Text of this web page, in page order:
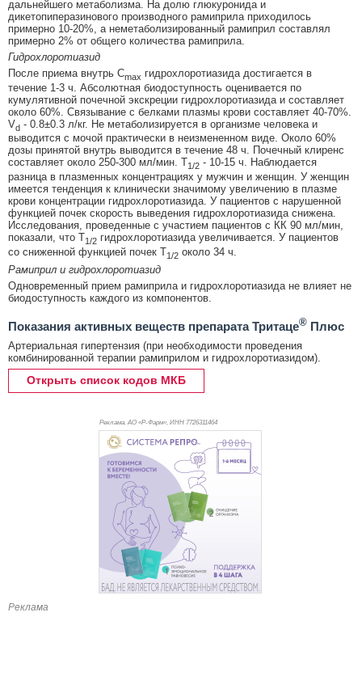
дальнейшего метаболизма. На долю глюкуронида и
дикетопиперазинового производного рамиприла приходилось
примерно 10-20%, а неметаболизированный рамиприл составлял
примерно 2% от общего количества рамиприла.
Гидрохлоротиазид
После приема внутрь Cmax гидрохлоротиазида достигается в
течение 1-3 ч. Абсолютная биодоступность оценивается по
кумулятивной почечной экскреции гидрохлоротиазида и составляет
около 60%. Связывание с белками плазмы крови составляет 40-70%.
Vd - 0.8±0.3 л/кг. Не метаболизируется в организме человека и
выводится с мочой практически в неизмененном виде. Около 60%
дозы принятой внутрь выводится в течение 48 ч. Почечный клиренс
составляет около 250-300 мл/мин. Т1/2 - 10-15 ч. Наблюдается
разница в плазменных концентрациях у мужчин и женщин. У женщин
имеется тенденция к клинически значимому увеличению в плазме
крови концентрации гидрохлоротиазида. У пациентов с нарушенной
функцией почек скорость выведения гидрохлоротиазида снижена.
Исследования, проведенные с участием пациентов с КК 90 мл/мин,
показали, что T1/2 гидрохлоротиазида увеличивается. У пациентов
со сниженной функцией почек T1/2 около 34 ч.
Рамиприл и гидрохлоротиазид
Одновременный прием рамиприла и гидрохлоротиазида не влияет не
биодоступность каждого из компонентов.
Показания активных веществ препарата Тритаце® Плюс
Артериальная гипертензия (при необходимости проведения
комбинированной терапии рамиприлом и гидрохлоротиазидом).
Открыть список кодов МКБ
Реклама. АО «Р-Фарм», ИНН 7726311464
Реклама